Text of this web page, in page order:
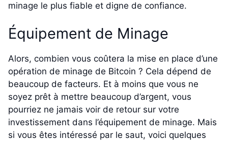
minage le plus fiable et digne de confiance.
Équipement de Minage
Alors, combien vous coûtera la mise en place d’une
opération de minage de Bitcoin ? Cela dépend de
beaucoup de facteurs. Et à moins que vous ne
soyez prêt à mettre beaucoup d’argent, vous
pourriez ne jamais voir de retour sur votre
investissement dans l’équipement de minage. Mais
si vous êtes intéressé par le saut, voici quelques